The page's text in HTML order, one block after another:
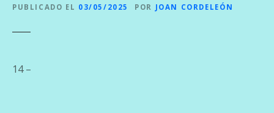
PUBLICADO EL 03/05/2025 POR JOAN CORDELEÓN
14 –